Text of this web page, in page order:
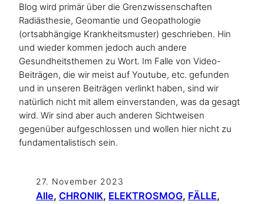
Blog wird primär über die Grenzwissenschaften
Radiästhesie, Geomantie und Geopathologie
(ortsabhängige Krankheitsmuster) geschrieben. Hin
und wieder kommen jedoch auch andere
Gesundheitsthemen zu Wort. Im Falle von Video-
Beiträgen, die wir meist auf Youtube, etc. gefunden
und in unseren Beiträgen verlinkt haben, sind wir
natürlich nicht mit allem einverstanden, was da gesagt
wird. Wir sind aber auch anderen Sichtweisen
gegenüber aufgeschlossen und wollen hier nicht zu
fundamentalistisch sein.
27. November 2023
Alle, CHRONIK, ELEKTROSMOG, FÄLLE